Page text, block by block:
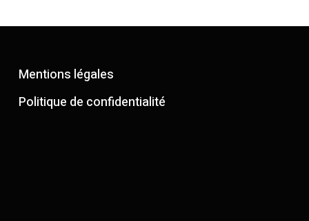
Mentions légales
Politique de confidentialité